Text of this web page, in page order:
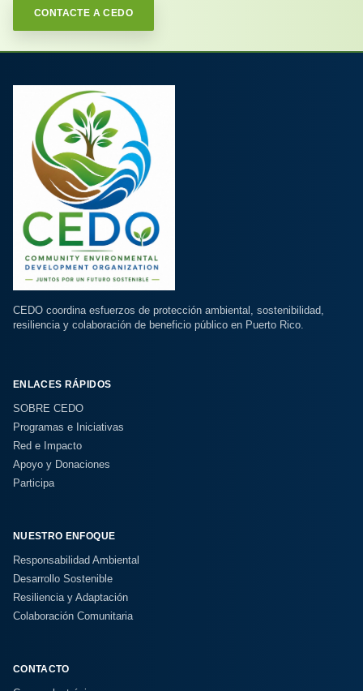
CONTACTE A CEDO
CEDO coordina esfuerzos de protección ambiental, sostenibilidad,
resiliencia y colaboración de beneficio público en Puerto Rico.
ENLACES RÁPIDOS
SOBRE CEDO
Programas e Iniciativas
Red e Impacto
Apoyo y Donaciones
Participa
NUESTRO ENFOQUE
Responsabilidad Ambiental
Desarrollo Sostenible
Resiliencia y Adaptación
Colaboración Comunitaria
CONTACTO